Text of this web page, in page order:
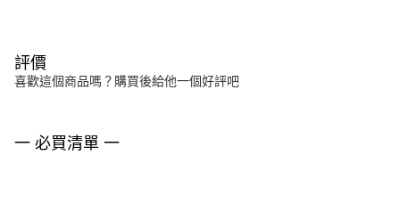
評價
喜歡這個商品嗎？購買後給他一個好評吧
一 必買清單 一